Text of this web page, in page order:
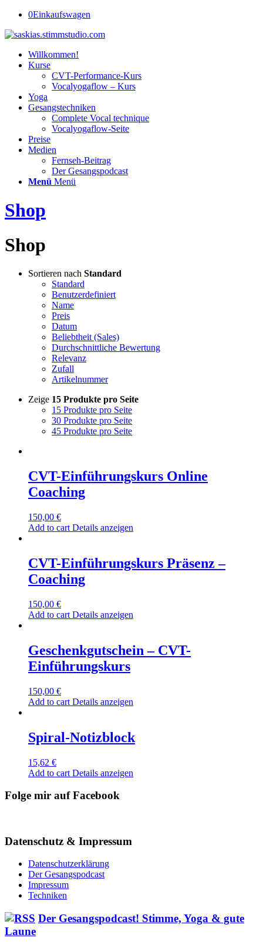
0Einkaufswagen
Willkommen!
Kurse
CVT-Performance-Kurs
Vocalyogaflow – Kurs
Yoga
Gesangstechniken
Complete Vocal technique
Vocalyogaflow-Seite
Preise
Medien
Fernseh-Beitrag
Der Gesangspodcast
Menü Menü
Shop
Shop
Sortieren nach Standard
Standard
Benutzerdefiniert
Name
Preis
Datum
Beliebtheit (Sales)
Durchschnittliche Bewertung
Relevanz
Zufall
Artikelnummer
Zeige 15 Produkte pro Seite
15 Produkte pro Seite
30 Produkte pro Seite
45 Produkte pro Seite
CVT-Einführungskurs Online
Coaching
150,00 €
Add to cart Details anzeigen
CVT-Einführungskurs Präsenz –
Coaching
150,00 €
Add to cart Details anzeigen
Geschenkgutschein – CVT-
Einführungskurs
150,00 €
Add to cart Details anzeigen
Spiral-Notizblock
15,62 €
Add to cart Details anzeigen
Folge mir auf Facebook
Datenschutz & Impressum
Datenschutzerklärung
Der Gesangspodcast
Impressum
Techniken
Der Gesangspodcast! Stimme, Yoga & gute
Laune